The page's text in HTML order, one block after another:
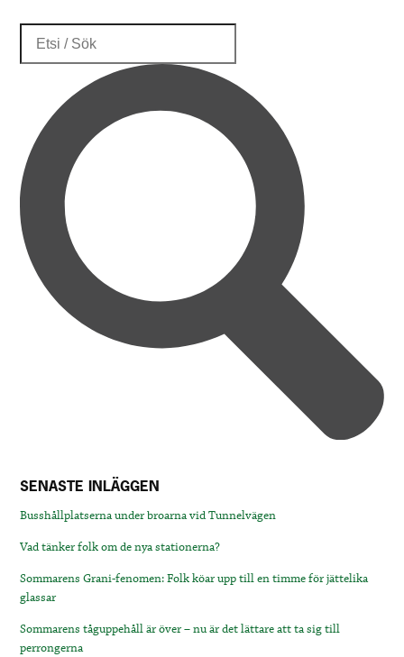
SENASTE INLÄGGEN
Busshållplatserna under broarna vid Tunnelvägen
Vad tänker folk om de nya stationerna?
Sommarens Grani-fenomen: Folk köar upp till en timme för jättelika
glassar
Sommarens tåguppehåll är över – nu är det lättare att ta sig till
perrongerna